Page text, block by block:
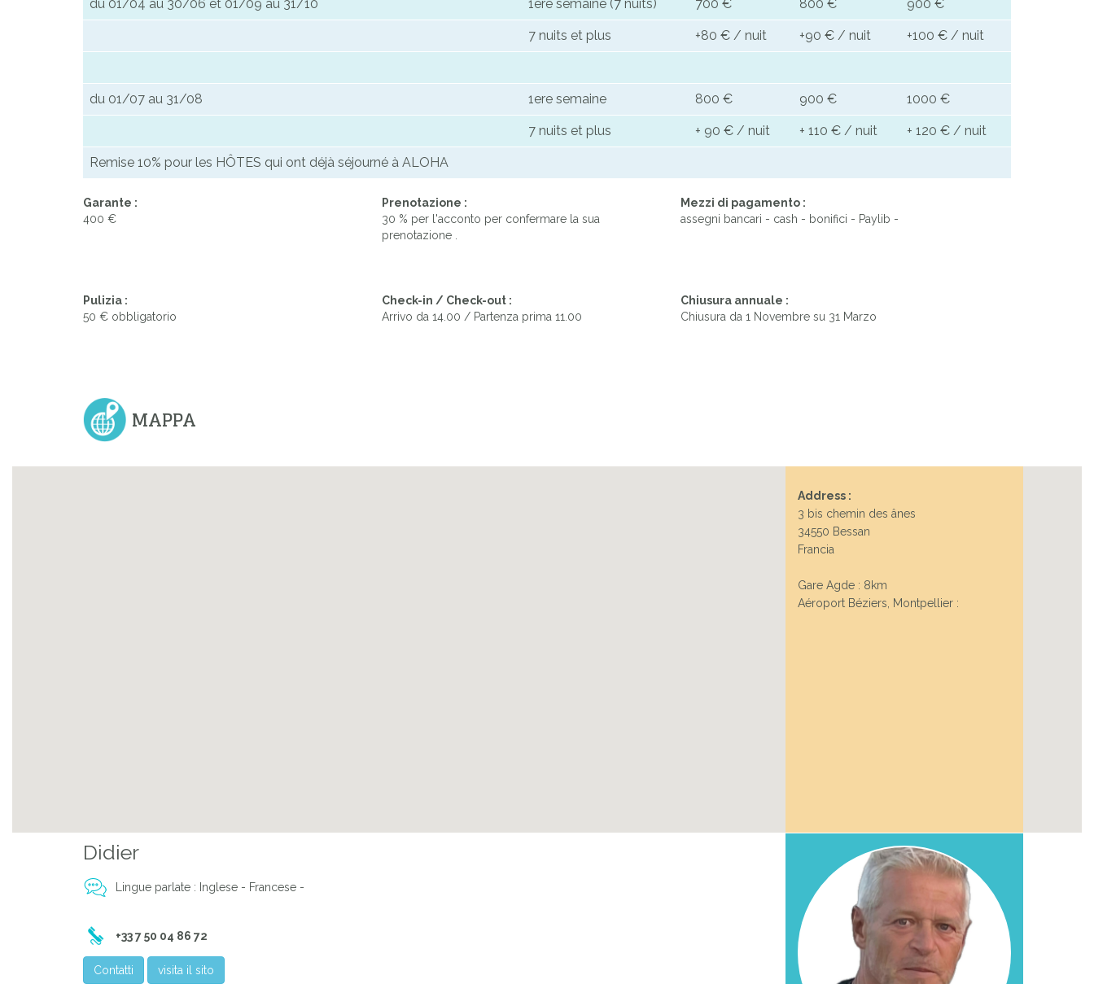
VUE GLOBALE/AU FOND STUDIO ORANGER
du 01/04 au 30/06 et 01/09 au 31/10 1ère semaine (7 nuits) 700 € 800 € 900 €
7 nuits et plus +80 € / nuit +90 € / nuit +100 € / nuit
du 01/07 au 31/08 1ere semaine 800 € 900 € 1000 €
7 nuits et plus + 90 € / nuit + 110 € / nuit + 120 € / nuit
Remise 10% pour les HÔTES qui ont déjà séjourné à ALOHA
Garante :
400 €
Prenotazione :
30 % per l'acconto per confermare la sua
prenotazione .
Mezzi di pagamento :
assegni bancari - cash - bonifici - Paylib -
Pulizia :
50 € obbligatorio
Check-in / Check-out :
Arrivo da 14.00 / Partenza prima 11.00
Chiusura annuale :
Chiusura da 1 Novembre su 31 Marzo
MAPPA
Address :
3 bis chemin des ânes
34550 Bessan
Francia
Gare Agde : 8km
Aéroport Béziers, Montpellier :
Didier
Lingue parlate : Inglese - Francese -
+33 7 50 04 86 72
Contatti visita il sito